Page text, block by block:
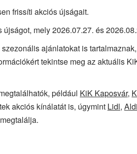
frissíti akciós újságait.
mely 2026.07.27. és
ajánlatokat is
tekintse meg az aktuális
például KiK Kaposvár,
akciós kínálatát is, úgymint Lidl, Aldi